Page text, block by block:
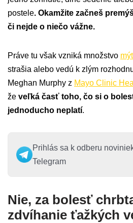
postele. Okamžite začneš
či nejde o niečo vážne.
Práve tu však vzniká množstvo
strašia alebo vedú k zlým
Meghan Murphy z Mayo Clinic
že veľká časť toho, čo si o
jednoducho neplatí.
Prihlás sa k odberu
Telegram
Nie, za bolesť
zdvíhanie ťažkých